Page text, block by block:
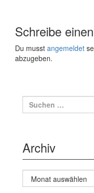
Schreibe
Du musst angemeldet
abzugeben.
Suche
nach:
Archiv
Archiv